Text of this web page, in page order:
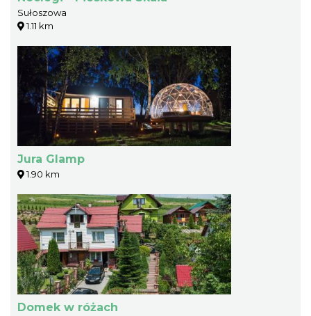
Sułoszowa
1.11 km
Jura Glamp
1.90 km
Domek w różach